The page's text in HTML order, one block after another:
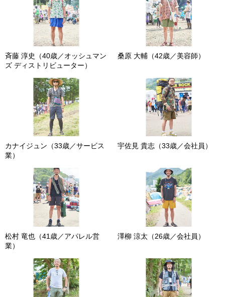
斉藤 淳史（40歳／オッシュマン
ズ ディストリビューター）
桑原 大輔（42歳／美容師）
カナイジュン（33歳／サービス
業）
宇佐見 貴志（33歳／会社員）
松村 竜也（41歳／アパレル営
業）
澤柳 涼太（26歳／会社員）